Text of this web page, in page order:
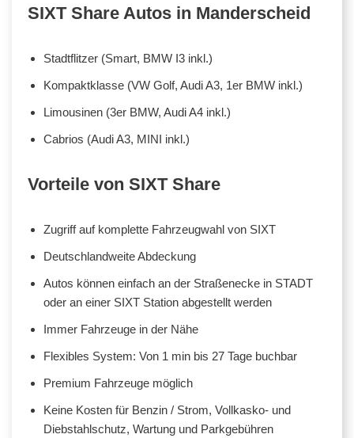
SIXT Share Autos in Manderscheid
Stadtflitzer (Smart, BMW I3 inkl.)
Kompaktklasse (VW Golf, Audi A3, 1er BMW inkl.)
Limousinen (3er BMW, Audi A4 inkl.)
Cabrios (Audi A3, MINI inkl.)
Vorteile von SIXT Share
Zugriff auf komplette Fahrzeugwahl von SIXT
Deutschlandweite Abdeckung
Autos können einfach an der Straßenecke in STADT
oder an einer SIXT Station abgestellt werden
Immer Fahrzeuge in der Nähe
Flexibles System: Von 1 min bis 27 Tage buchbar
Premium Fahrzeuge möglich
Keine Kosten für Benzin / Strom, Vollkasko- und
Diebstahlschutz, Wartung und Parkgebühren